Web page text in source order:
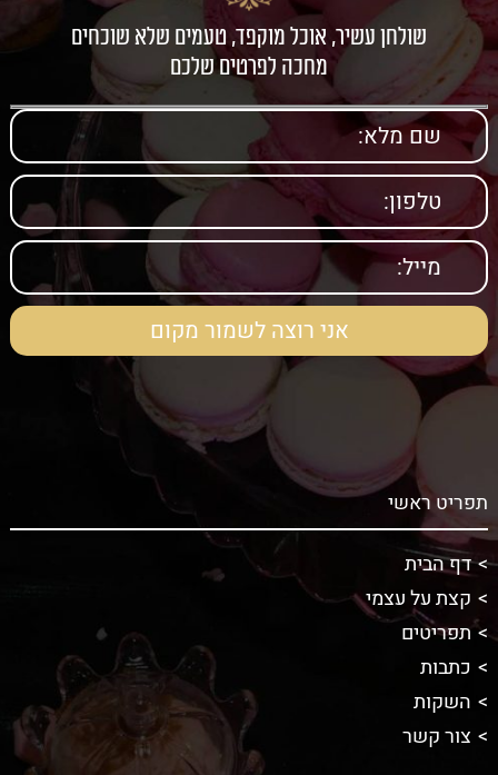
שולחן עשיר, אוכל מוקפד, טעמים שלא שוכחים
מחכה לפרטים שלכם
תפריט ראשי
דף הבית
קצת על עצמי
תפריטים
כתבות
השקות
צור קשר